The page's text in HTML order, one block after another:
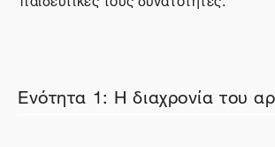
Ενότητα 1: Η διαχρονία του